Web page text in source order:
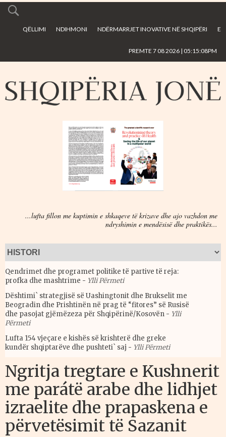
main
QËLLIMI NDIHMONI NDËRMARRJET INOVATIVE NË SHQIPËRI E
PREMTE 7 08 2026 | 05:15:08PM
...lufta fillon me kuptimin e shkaqeve të krizave dhe ajo vazhdon me
ndryshimin e mendësisë dhe praktikës...
Qendrimet dhe programet politike të partive të reja:
profka dhe mashtrime - Ylli Përmeti
Dështimi` strategjisë së Uashingtonit dhe Brukselit me
Beogradin dhe Prishtinën në prag të “fitores” së Rusisë
dhe pasojat gjëmëzeza për Shqipërinë/Kosovën - Ylli
Përmeti
Lufta 154 vjeçare e kishës së krishterë dhe greke
kundër shqiptarëve dhe pushteti` saj - Ylli Përmeti
Ngritja tregtare e Kushnerit
me parátë arabe dhe lidhjet
izraelite dhe prapaskena e
përvetësimit të Sazanit